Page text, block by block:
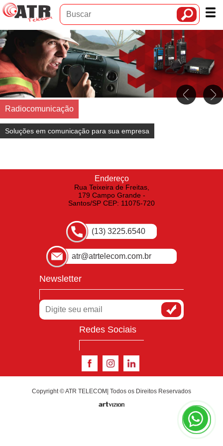
Radiocomunicação
Soluções em comunicação para sua empresa
(13) 3225.6540
atr@atrtelecom.com.br
Newsletter
Redes Sociais
Endereço
Rua Teixeira de Freitas,
179 Campo Grande -
Santos/SP CEP: 11075-720
Copyright © ATR TELECOM| Todos os Direitos Reservados